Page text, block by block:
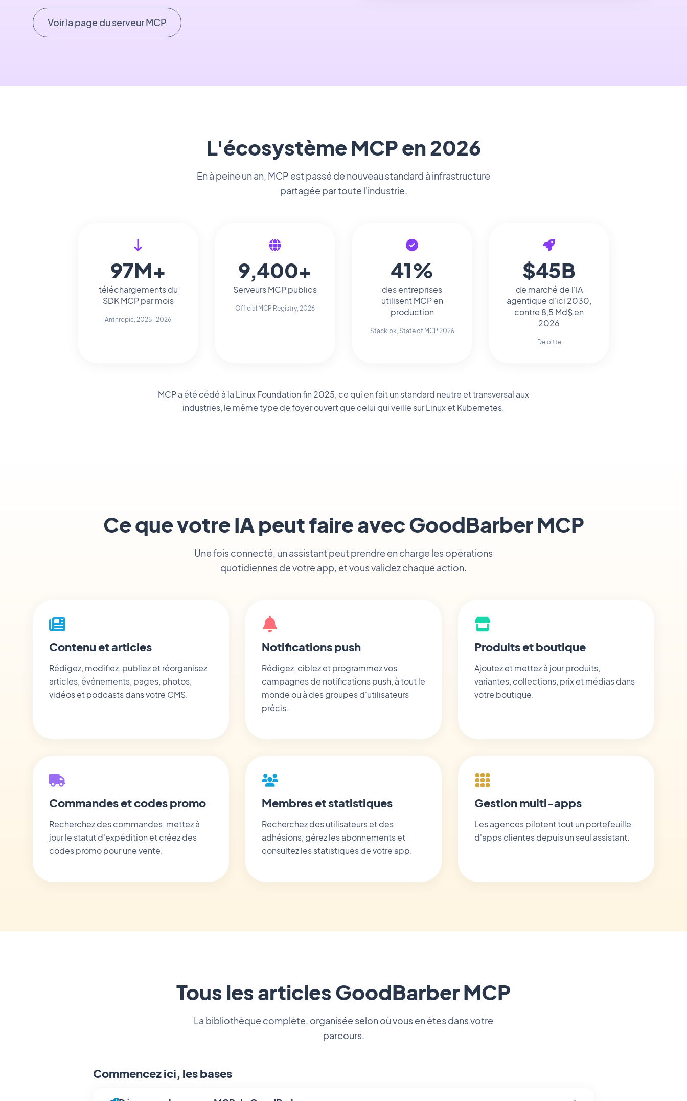
Voir la page du serveur MCP
L'écosystème MCP en 2026
En à peine un an, MCP est passé de nouveau standard à infrastructure
partagée par toute l'industrie.
97M+
téléchargements du
SDK MCP par mois
Anthropic, 2025-2026
9,400+
Serveurs MCP publics
Official MCP Registry, 2026
41%
des entreprises
utilisent MCP en
production
Stacklok, State of MCP 2026
$45B
de marché de l'IA
agentique d'ici 2030,
contre 8,5 Md$ en
2026
Deloitte
MCP a été cédé à la Linux Foundation fin 2025, ce qui en fait un standard neutre et transversal aux
industries, le même type de foyer ouvert que celui qui veille sur Linux et Kubernetes.
Ce que votre IA peut faire avec GoodBarber MCP
Une fois connecté, un assistant peut prendre en charge les opérations
quotidiennes de votre app, et vous validez chaque action.
Contenu et articles
Rédigez, modifiez, publiez et réorganisez
articles, événements, pages, photos,
vidéos et podcasts dans votre CMS.
Notifications push
Rédigez, ciblez et programmez vos
campagnes de notifications push, à tout le
monde ou à des groupes d'utilisateurs
précis.
Produits et boutique
Ajoutez et mettez à jour produits,
variantes, collections, prix et médias dans
votre boutique.
Commandes et codes promo
Recherchez des commandes, mettez à
jour le statut d'expédition et créez des
codes promo pour une vente.
Membres et statistiques
Recherchez des utilisateurs et des
adhésions, gérez les abonnements et
consultez les statistiques de votre app.
Gestion multi-apps
Les agences pilotent tout un portefeuille
d'apps clientes depuis un seul assistant.
Tous les articles GoodBarber MCP
La bibliothèque complète, organisée selon où vous en êtes dans votre
parcours.
Commencez ici, les bases